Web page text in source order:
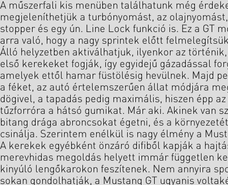
A műszerfali kis menüben találhatunk még
megjeleníthetjük a turbónyomást, az
stopper és egy ún. Line Lock funkció is. Ez a GT
arra való, hogy a nagy sprintek előtt
Álló helyzetben aktiválhatjuk, ilyenkor az
első kerekeket fogják, így egyidejű gázadással
amelyek ettől hamar füstölésig hevülnek. Majd
a féket, az autó értelemszerűen állat módjára
dögivel, a tapadás pedig maximális, hiszen épp
tűzforróra a hátsó gumikat. Már aki. Akinek van
bitang drága abroncsokat égetni, és a
csinálja. Szerintem enélkül is nagy élmény a
A kerekek egyébként önzáró difiből kapják a
merevhidas megoldás helyett immár független
kinyúló lengőkarokon feszítenek. Nem annyira
sokan gondolhatják, a Mustang GT ugyanis